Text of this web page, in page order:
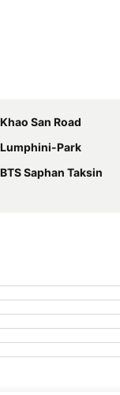
Khao San Road
Lumphini-Park
BTS Saphan Taksin